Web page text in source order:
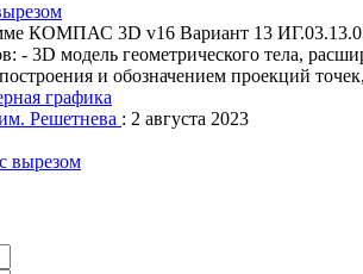
КОМПАС 3D v16 Вариант 13 ИГ.03.13.03
- 3D модель геометрического тела,
и обозначением проекций
графика
Решетнева : 2 августа 2023